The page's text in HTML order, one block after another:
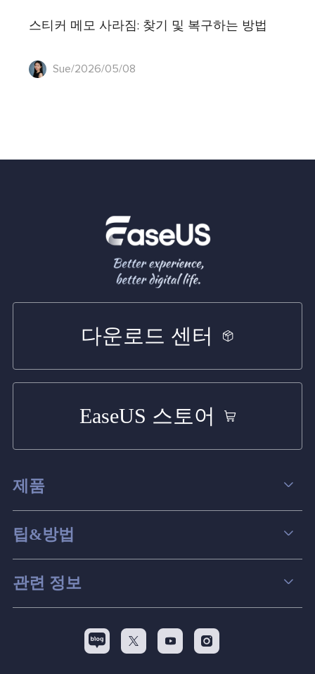
스티커 메모 사라짐: 찾기 및 복구하는 방법
Sue/2026/05/08
다운로드 센터
EaseUS 스토어
제품
데이터 복구
파티션 관리
스크린 레코더
백업&복원
팁&방법
컴퓨터 데이터 복구 팁
맥 데이터 복구 팁
디스크 파티션 팁
관련 정보
리셀러
  